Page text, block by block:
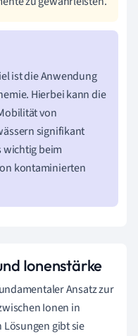
ist die Anwendung
Hierbei kann die
von
signifikant
wichtig beim
kontaminierten
Ionenstärke
Ansatz zur
Ionen in
Lösungen gibt sie